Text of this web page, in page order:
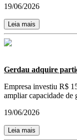
19/06/2026
Leia mais
Gerdau adquire
Empresa investiu R$
ampliar capacidade de
19/06/2026
Leia mais